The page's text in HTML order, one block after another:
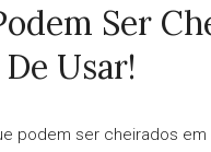
Ser
Usar!
podem ser cheirados